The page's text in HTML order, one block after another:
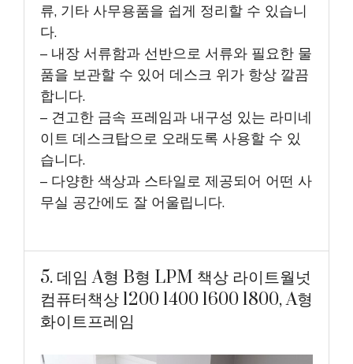
류, 기타 사무용품을 쉽게 정리할 수 있습니
다.
– 내장 서류함과 선반으로 서류와 필요한 물
품을 보관할 수 있어 데스크 위가 항상 깔끔
합니다.
– 견고한 금속 프레임과 내구성 있는 라미네
이트 데스크탑으로 오래도록 사용할 수 있
습니다.
– 다양한 색상과 스타일로 제공되어 어떤 사
무실 공간에도 잘 어울립니다.
5. 데임 A형 B형 LPM 책상 라이트월넛
컴퓨터책상 1200 1400 1600 1800, A형
화이트프레임